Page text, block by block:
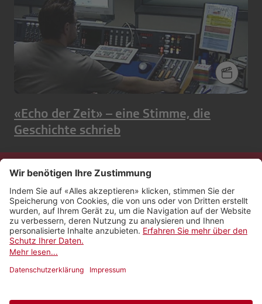
«Echo der Zeit» – eine Stimme, die
Geschichte schrieb
Kontakt
Impressum
Rechtliches
Netiquette